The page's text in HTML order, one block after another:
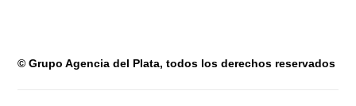
© Grupo Agencia del Plata, todos los derechos reservados